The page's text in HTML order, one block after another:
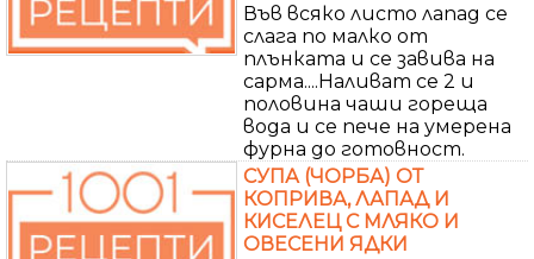
Във всяко листо лапад се
слага по малко от
плънката и се завива на
сарма....Наливат се 2 и
половина чаши гореща
вода и се пече на умерена
фурна до готовност.
СУПА (ЧОРБА) ОТ
КОПРИВА, ЛАПАД И
КИСЕЛЕЦ С МЛЯКО И
ОВЕСЕНИ ЯДКИ